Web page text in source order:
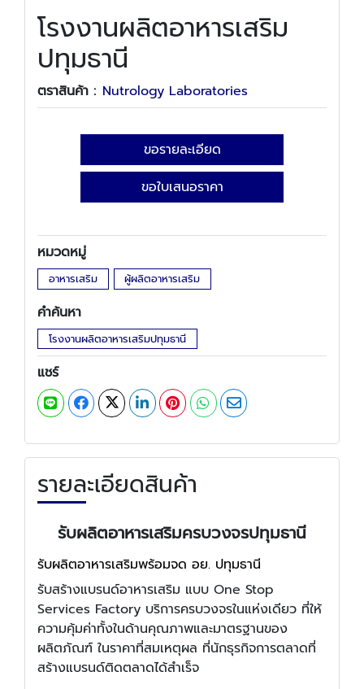
โรงงานผลิตอาหารเสริม
ปทุมธานี
ตราสินค้า : Nutrology Laboratories
ขอรายละเอียด
ขอใบเสนอราคา
หมวดหมู่
อาหารเสริม ผู้ผลิตอาหารเสริม
คำค้นหา
โรงงานผลิตอาหารเสริมปทุมธานี
แชร์
รายละเอียดสินค้า
รับผลิตอาหารเสริมครบวงจรปทุมธานี
รับผลิตอาหารเสริมพร้อมจด อย. ปทุมธานี
รับสร้างแบรนด์อาหารเสริม แบบ One Stop
Services Factory บริการครบวงจรในแห่งเดียว ที่ให้
ความคุ้มค่าทั้งในด้านคุณภาพและมาตรฐานของ
ผลิตภัณฑ์ ในราคาที่สมเหตุผล ที่นักธุรกิจการตลาดที่
สร้างแบรนด์ติดตลาดได้สำเร็จ